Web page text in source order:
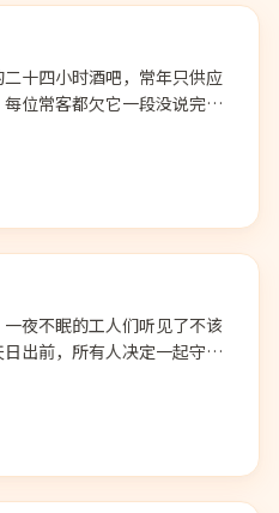
十四小时酒吧，常年只供应
位常客都欠它一段没说完的
99:20
夜不眠的工人们听见了不该
出前，所有人决定一起守住
99:34